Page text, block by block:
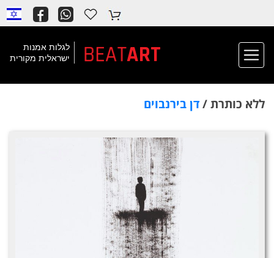
לגלות אמנות
ישראלית מקורית
ART
BEAT
ללא כותרת /דן בירנבוים